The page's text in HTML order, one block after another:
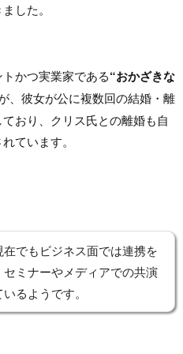
した。
かつ実業家である“おかざきな
、彼女が公に複数回の結婚・離
おり、クリス氏との離婚も自
ています。
在でもビジネス面では連携を
ミナーやメディアでの共演
るようです。